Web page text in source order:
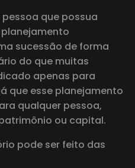
que possua
sucessão de forma
do que muitas
apenas para
que esse planejamento
qualquer pessoa,
ou capital.
pode ser feito das